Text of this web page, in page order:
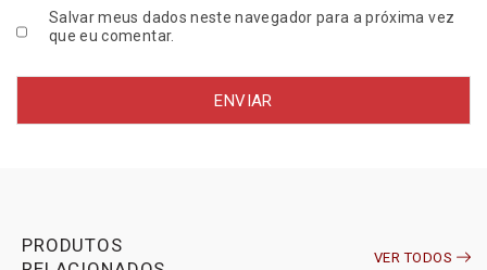
u
a
t
d
Salvar meus dados neste navegador para a próxima vez
que eu comentar.
PRODUTOS
VER TODOS